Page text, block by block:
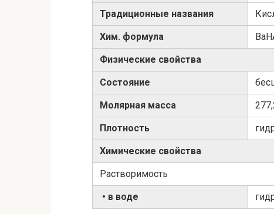
Традиционные названия
Хим. формула
Физические свойства
Состояние
Молярная масса
Плотность
Химические свойства
Растворимость
• в воде